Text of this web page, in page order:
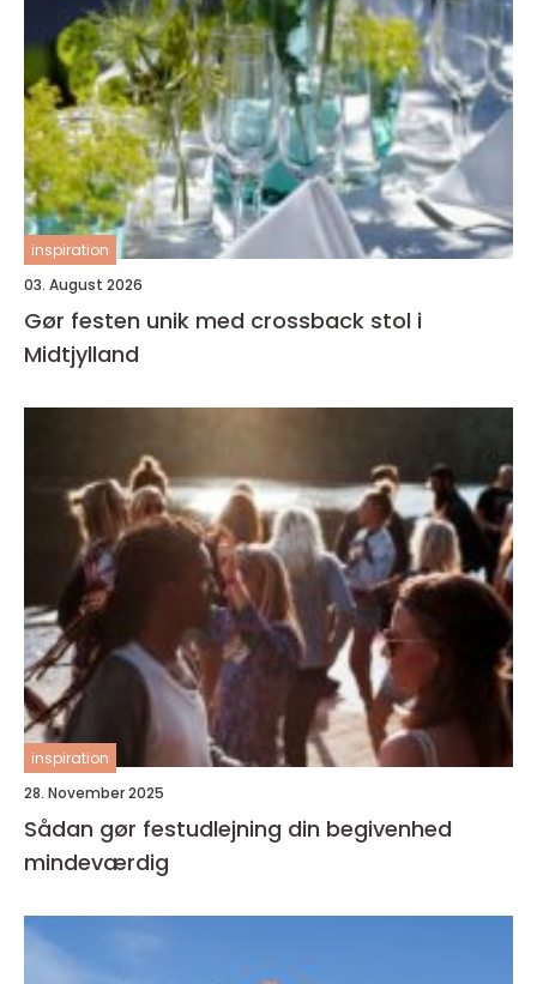
inspiration
03. August 2026
Gør festen unik med crossback stol i
Midtjylland
inspiration
28. November 2025
Sådan gør festudlejning din begivenhed
mindeværdig